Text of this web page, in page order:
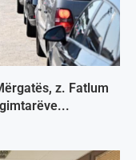
z. Fatlum